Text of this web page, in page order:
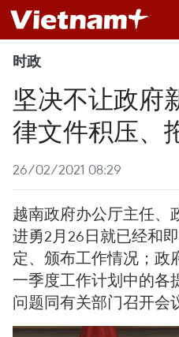
时政
坚决不让政府
律文件积压、
26/02/2021 08:29
越南政府办公厅主任、
进勇2月26日就已经和
定、颁布工作情况；政
一季度工作计划中的各
问题同有关部门召开会